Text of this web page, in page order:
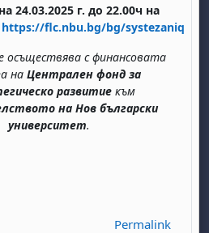
24.03.2025 г. до 22.00ч на
https://flc.nbu.bg/bg/systezaniq
осъществява с финансовата
на Централен фонд за
развитие към
на Нов български
университет.
Permalink